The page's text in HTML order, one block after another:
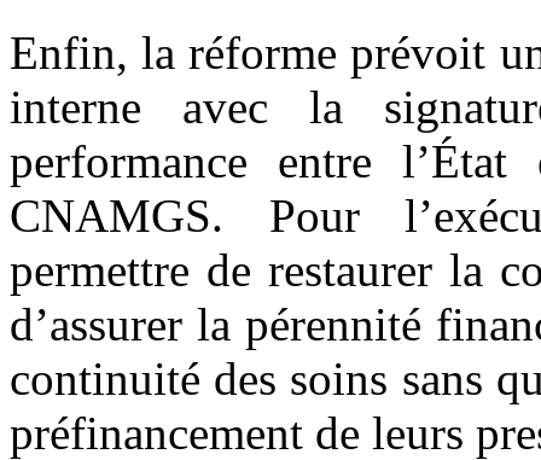
Enfin, la réforme prévoit
interne avec la
performance entre
CNAMGS. Pour
permettre de restaurer la
d’assurer la pérennité
continuité des soins sans
préfinancement de leurs